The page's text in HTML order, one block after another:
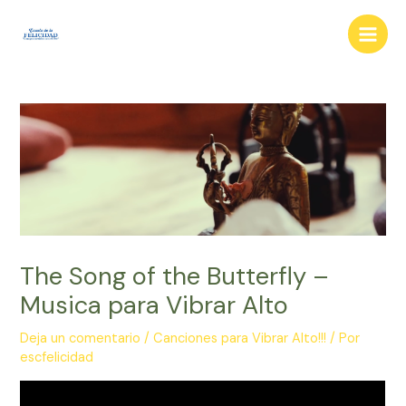
Main
The Song of the Butterfly –
Musica para Vibrar Alto
Deja un comentario /Canciones para Vibrar Alto!!! / Por
escfelicidad